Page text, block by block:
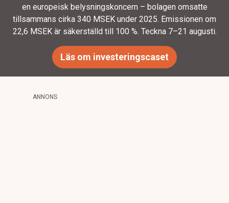
en europeisk belysningskoncern – bolagen omsatte
tillsammans cirka 340 MSEK under 2025. Emissionen om
22,6 MSEK är säkerställd till 100 %. Teckna 7–21 augusti.
Läs om investeringscaset
ANNONS